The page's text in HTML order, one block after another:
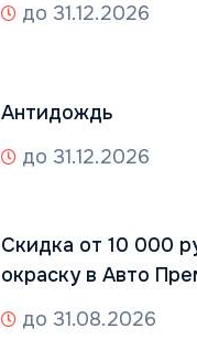
до 31.12.2026
Антидождь
до 31.12.2026
Скидка от 10 000
окраску в Авто
до 31.08.2026